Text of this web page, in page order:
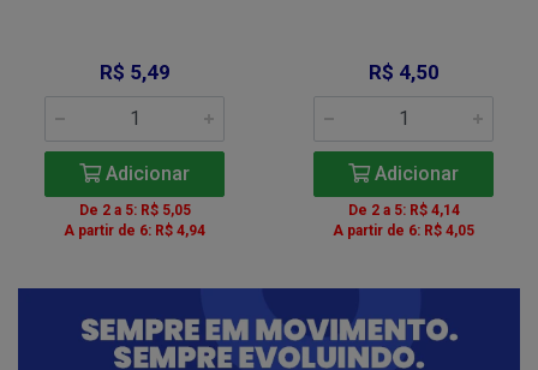
R$ 5,49
Adicionar
De 2 a 5: R$ 5,05
A partir de 6: R$ 4,94
R$ 4,50
Adicionar
De 2 a 5: R$ 4,14
A partir de 6: R$ 4,05